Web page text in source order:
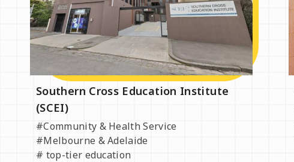
Southern Cross Education Institute
(SCEI)
#Community & Health Service
#Melbourne & Adelaide
# top-tier education
Di cư
LIÊN HỆ
Du học Đài Loan